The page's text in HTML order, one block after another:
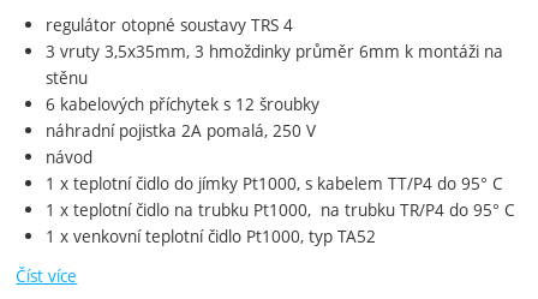
regulátor otopné soustavy TRS 4
3 vruty 3,5x35mm, 3 hmoždinky průměr 6mm k montáži na
stěnu
6 kabelových příchytek s 12 šroubky
náhradní pojistka 2A pomalá, 250 V
návod
1 x teplotní čidlo do jímky Pt1000, s kabelem TT/P4 do 95° C
1 x teplotní čidlo na trubku Pt1000, na trubku TR/P4 do 95° C
1 x venkovní teplotní čidlo Pt1000, typ TA52
Číst více